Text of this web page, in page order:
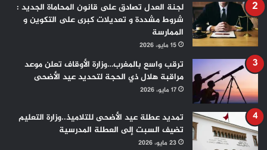
لجنة العدل تصادق على قانون المحاماة الجديد :
شروط مشددة و تعديلات كبرى على التكوين و
الممارسة
15 مايو، 2026
ترقب واسع بالمغرب…وزارة الأوقاف تعلن موعد
مراقبة هلال ذي الحجة لتحديد عيد الأضحى
17 مايو، 2026
تمديد عطلة عيد الأضحى للتلاميذ..وزارة التعليم
تضيف السبت إلى العطلة المدرسية
23 مايو، 2026